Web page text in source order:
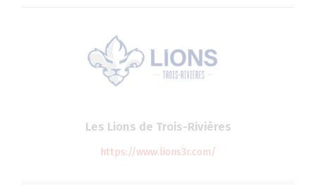
Les Lions de Trois-Rivières
https://www.lions3r.com/